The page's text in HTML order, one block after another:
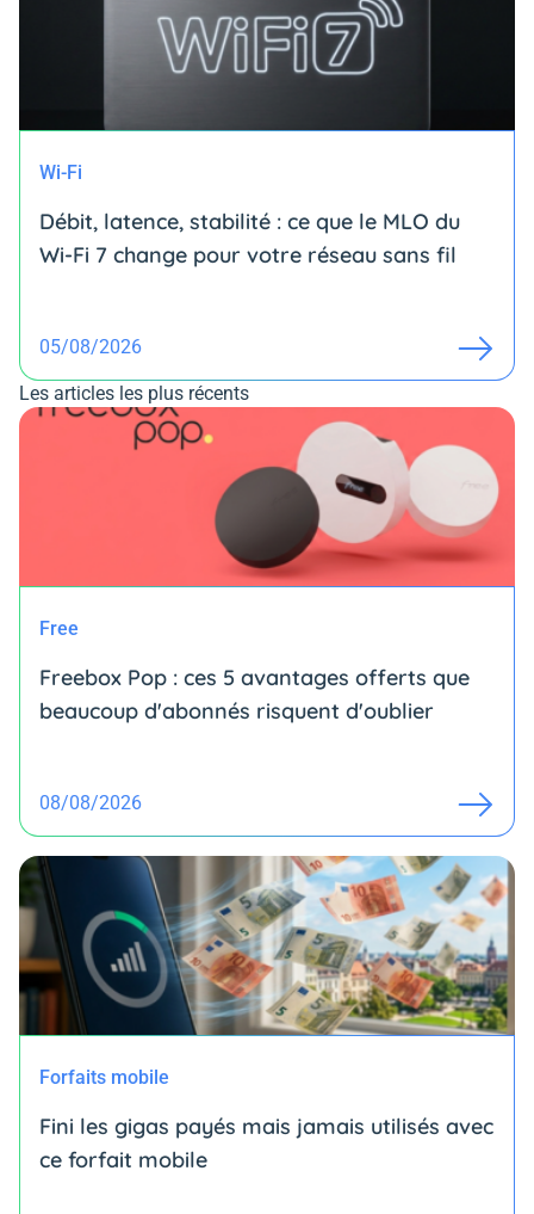
Wi-Fi
Débit, latence, stabilité : ce que le MLO du
Wi-Fi 7 change pour votre réseau sans fil
05/08/2026
Les articles les plus récents
Free
Freebox Pop : ces 5 avantages offerts que
beaucoup d'abonnés risquent d'oublier
08/08/2026
Forfaits mobile
Fini les gigas payés mais jamais utilisés avec
ce forfait mobile